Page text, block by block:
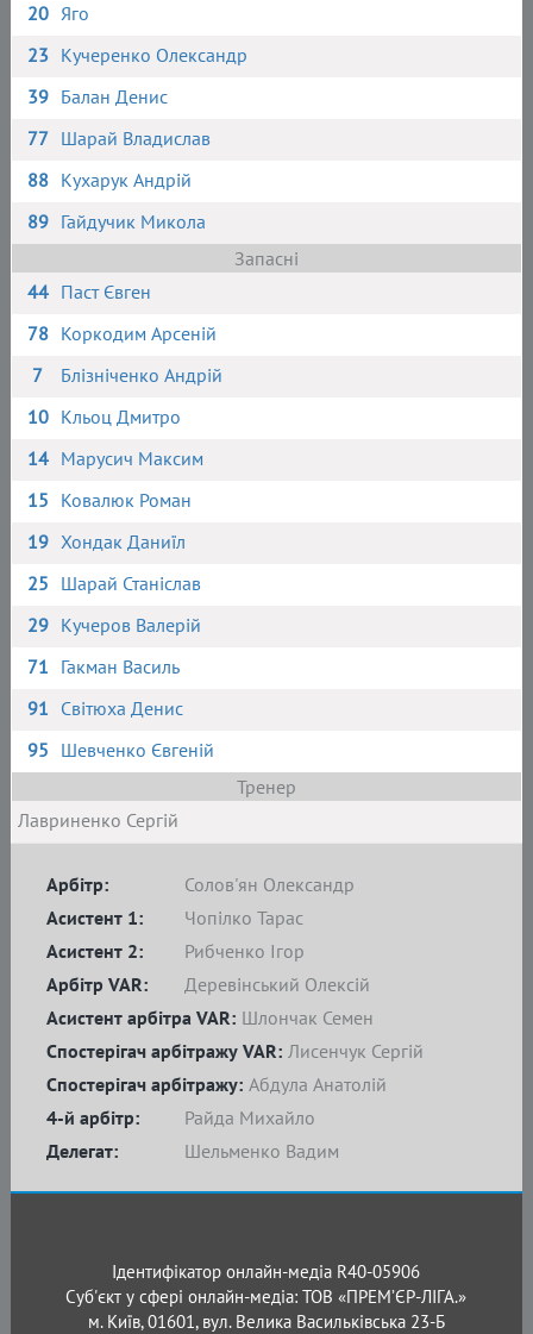
20 Яго
23 Кучеренко Олександр
39 Балан Денис
77 Шарай Владислав
88 Кухарук Андрій
89 Гайдучик Микола
Запасні
44 Паст Євген
78 Коркодим Арсеній
7
Блізніченко Андрій
10 Кльоц Дмитро
14 Марусич Максим
15 Ковалюк Роман
19 Хондак Даниїл
25 Шарай Станіслав
29 Кучеров Валерій
71 Гакман Василь
91 Світюха Денис
95 Шевченко Євгеній
Тренер
Лавриненко Сергій
Арбітр:
Солов'ян Олександр
Асистент 1:
Чопілко Тарас
Асистент 2:
Рибченко Ігор
4-й арбітр:
Райда Михайло
Делегат:
Шельменко Вадим
Спостерігач арбітражу: Абдула Анатолій
Арбітр VAR:
Деревінський Олексій
Асистент арбітра VAR: Шлончак Семен
Спостерігач арбітражу VAR: Лисенчук Сергій
Ідентифікатор онлайн-медіа R40-05906
Суб'єкт у сфері онлайн-медіа: ТОВ «ПРЕМ’ЄР-ЛІГА.»
м. Київ, 01601, вул. Велика Васильківська 23-Б